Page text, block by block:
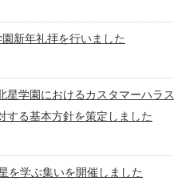
新年礼拝を行いました
星学園におけるカスタマーハラス
する基本方針を策定しました
を学ぶ集いを開催しました